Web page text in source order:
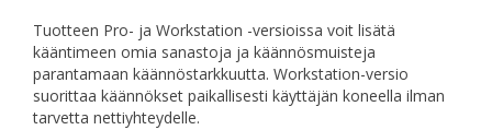
Tuotteen Pro- ja Workstation -versioissa voit lisätä
kääntimeen omia sanastoja ja käännösmuisteja
parantamaan käännöstarkkuutta. Workstation-versio
suorittaa käännökset paikallisesti käyttäjän koneella ilman
tarvetta nettiyhteydelle.